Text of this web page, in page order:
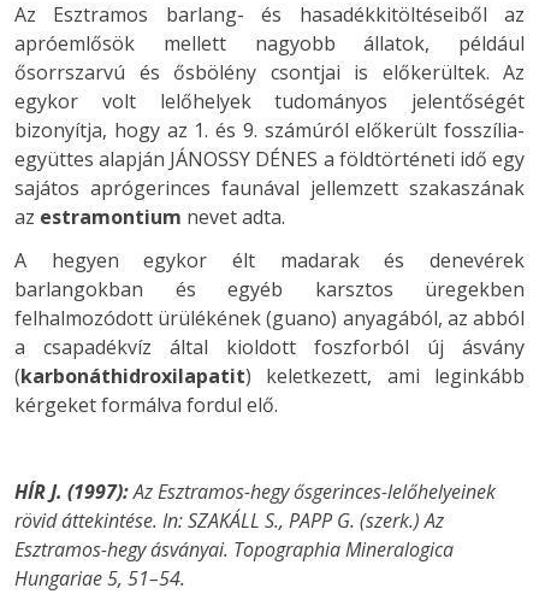
Az Esztramos barlang- és hasadékkitöltéseiből az
apróemlősök mellett nagyobb állatok, például
ősorrszarvú és ősbölény csontjai is előkerültek. Az
egykor volt lelőhelyek tudományos jelentőségét
bizonyítja, hogy az 1. és 9. számúról előkerült fosszília-
együttes alapján JÁNOSSY DÉNES a földtörténeti idő egy
sajátos aprógerinces faunával jellemzett szakaszának
az estramontium nevet adta.
A hegyen egykor élt madarak és denevérek
barlangokban és egyéb karsztos üregekben
felhalmozódott ürülékének (guano) anyagából, az abból
a csapadékvíz által kioldott foszforból új ásvány
(karbonáthidroxilapatit) keletkezett, ami leginkább
kérgeket formálva fordul elő.
HÍR J. (1997):Az Esztramos-hegy ősgerinces-lelőhelyeinek
rövid áttekintése. In: SZAKÁLL S., PAPP G. (szerk.) Az
Esztramos-hegy ásványai. Topographia Mineralogica
Hungariae 5, 51–54.